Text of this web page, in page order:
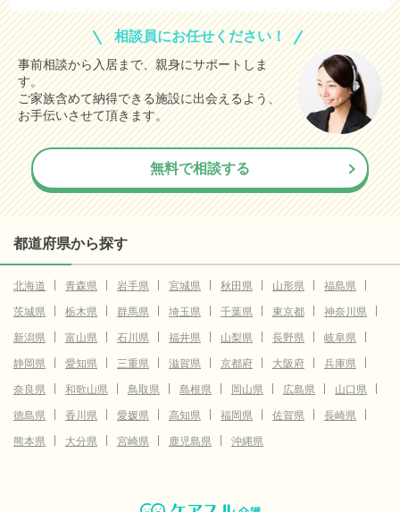
相談員にお任せください！
事前相談から入居まで、親身にサポートしま
す。
ご家族含めて納得できる施設に出会えるよう、
お手伝いさせて頂きます。
無料で相談する
都道府県から探す
北海道 青森県 岩手県 宮城県 秋田県 山形県
福島県
茨城県
栃木県 群馬県 埼玉県 千葉県 東京都
神奈川県
新潟県
富山県 石川県 福井県 山梨県 長野県
岐阜県
静岡県
愛知県 三重県 滋賀県 京都府 大阪府
兵庫県
奈良県
和歌山県 鳥取県 島根県 岡山県 広島県
山口県
徳島県
香川県 愛媛県 高知県 福岡県 佐賀県
長崎県
熊本県
大分県 宮崎県 鹿児島県 沖縄県